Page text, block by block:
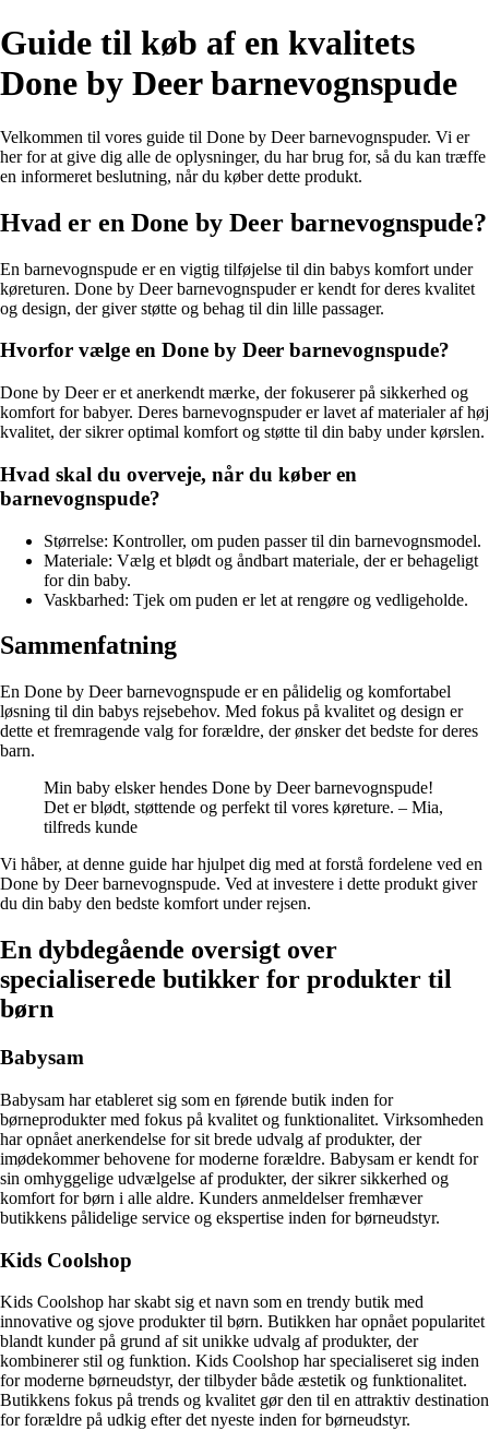
Guide til køb af en kvalitets
Done by Deer barnevognspude
Velkommen til vores guide til Done by Deer barnevognspuder. Vi er
her for at give dig alle de oplysninger, du har brug for, så du kan træffe
en informeret beslutning, når du køber dette produkt.
Hvad er en Done by Deer barnevognspude?
En barnevognspude er en vigtig tilføjelse til din babys komfort under
køreturen. Done by Deer barnevognspuder er kendt for deres kvalitet
og design, der giver støtte og behag til din lille passager.
Hvorfor vælge en Done by Deer barnevognspude?
Done by Deer er et anerkendt mærke, der fokuserer på sikkerhed og
komfort for babyer. Deres barnevognspuder er lavet af materialer af høj
kvalitet, der sikrer optimal komfort og støtte til din baby under kørslen.
Hvad skal du overveje, når du køber en
barnevognspude?
Størrelse: Kontroller, om puden passer til din barnevognsmodel.
Materiale: Vælg et blødt og åndbart materiale, der er behageligt
for din baby.
Vaskbarhed: Tjek om puden er let at rengøre og vedligeholde.
Sammenfatning
En Done by Deer barnevognspude er en pålidelig og komfortabel
løsning til din babys rejsebehov. Med fokus på kvalitet og design er
dette et fremragende valg for forældre, der ønsker det bedste for deres
barn.
Min baby elsker hendes Done by Deer barnevognspude!
Det er blødt, støttende og perfekt til vores køreture. – Mia,
tilfreds kunde
Vi håber, at denne guide har hjulpet dig med at forstå fordelene ved en
Done by Deer barnevognspude. Ved at investere i dette produkt giver
du din baby den bedste komfort under rejsen.
En dybdegående oversigt over
specialiserede butikker for produkter til
børn
Babysam
Babysam har etableret sig som en førende butik inden for
børneprodukter med fokus på kvalitet og funktionalitet. Virksomheden
har opnået anerkendelse for sit brede udvalg af produkter, der
imødekommer behovene for moderne forældre. Babysam er kendt for
sin omhyggelige udvælgelse af produkter, der sikrer sikkerhed og
komfort for børn i alle aldre. Kunders anmeldelser fremhæver
butikkens pålidelige service og ekspertise inden for børneudstyr.
Kids Coolshop
Kids Coolshop har skabt sig et navn som en trendy butik med
innovative og sjove produkter til børn. Butikken har opnået popularitet
blandt kunder på grund af sit unikke udvalg af produkter, der
kombinerer stil og funktion. Kids Coolshop har specialiseret sig inden
for moderne børneudstyr, der tilbyder både æstetik og funktionalitet.
Butikkens fokus på trends og kvalitet gør den til en attraktiv destination
for forældre på udkig efter det nyeste inden for børneudstyr.